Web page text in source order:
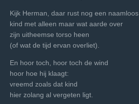
Kijk Herman, daar rust nog een naamloos
kind met alleen maar wat aarde over
zijn uitheemse torso heen
(of wat de tijd ervan overliet).
En hoor toch, hoor toch de wind
hoor hoe hij klaagt:
vreemd zoals dat kind
hier zolang al vergeten ligt.